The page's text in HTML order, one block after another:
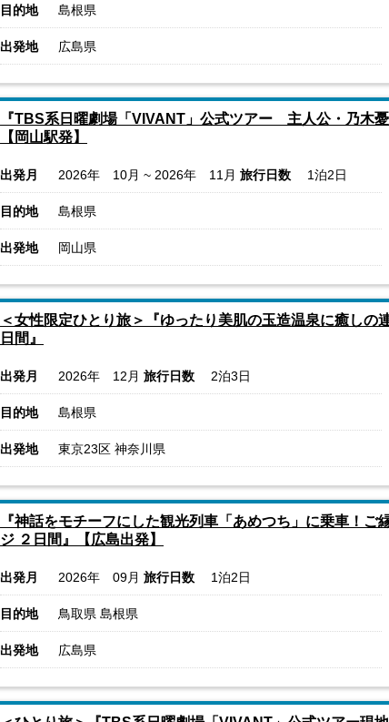
目的地 島根県
出発地 広島県
『TBS系日曜劇場「VIVANT」公式ツアー 主人公・乃木
【岡山駅発】
出発月 2026年 10月 ~ 2026年 11月 旅行日数 1泊2日
目的地 島根県
出発地 岡山県
＜女性限定ひとり旅＞『ゆったり美肌の玉造温泉に癒し
日間』
出発月 2026年 12月 旅行日数 2泊3日
目的地 島根県
出発地 東京23区 神奈川県
『神話をモチーフにした観光列車「あめつち」に乗車！
ジ ２日間』【広島出発】
出発月 2026年 09月 旅行日数 1泊2日
目的地 鳥取県 島根県
出発地 広島県